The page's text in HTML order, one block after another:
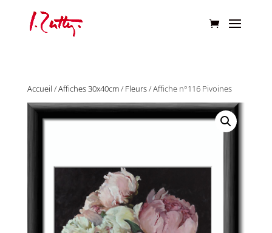
Accueil /Affiches 30x40cm/ Fleurs/ Affiche n°116 Pivoines